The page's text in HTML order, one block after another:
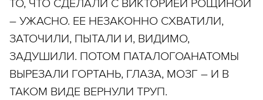
ТО, ЧТО СДЕЛАЛИ С ВИКТОРИЕЙ РОЩИНОЙ
– УЖАСНО. ЕЕ НЕЗАКОННО СХВАТИЛИ,
ЗАТОЧИЛИ, ПЫТАЛИ И, ВИДИМО,
ЗАДУШИЛИ. ПОТОМ ПАТАЛОГОАНАТОМЫ
ВЫРЕЗАЛИ ГОРТАНЬ, ГЛАЗА, МОЗГ – И В
ТАКОМ ВИДЕ ВЕРНУЛИ ТРУП.